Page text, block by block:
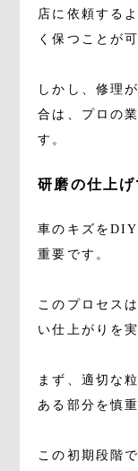
店に依頼する
く保つことが
しかし、修理
合は、プロの
す。
研磨の仕上
車のキズを
重要です。
このプロセス
い仕上がりを
まず、適切な
ある部分を慎
この初期段階